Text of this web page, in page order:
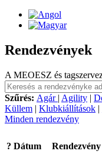
Rendezvények
A MEOESZ és
Szűrés: Agár | Agility |
Küllem | Klubkiállítások |
Minden rendezvény
? Dátum Rendezvény